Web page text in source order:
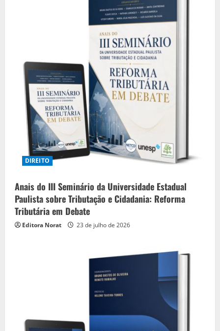
DIREITO
Anais do III Seminário da Universidade Estadual
Paulista sobre Tributação e Cidadania: Reforma
Tributária em Debate
Editora Norat 23 de julho de 2026